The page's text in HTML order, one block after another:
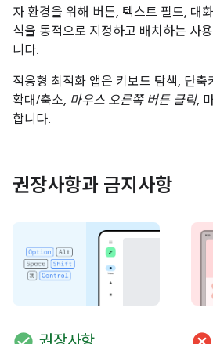
자 환경을 위해 버튼, 텍스트 필드, 대
식을 동적으로 지정하고 배치하는 사
니다.
적응형 최적화 앱은 키보드 탐색, 단축
확대/축소, 마우스 오른쪽 버튼 클릭,
합니다.
권장사항과 금지사항